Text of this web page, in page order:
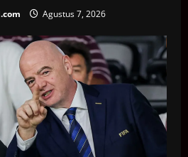
Agustus 7, 2026